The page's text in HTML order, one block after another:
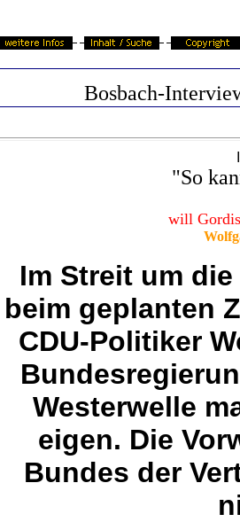
Bosbach-
"So
will
Im Streit um
beim geplanten
CDU-Politiker
Westerwelle
eigen. Die
Bundes der